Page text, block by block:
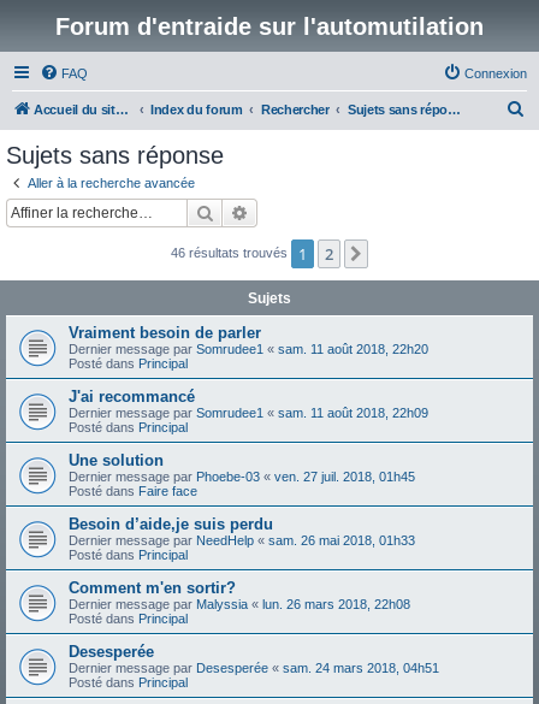
Forum d'entraide sur l'automutilation
FAQ Connexion
Accueil du site www.automutilations.info Index du forum Rechercher Sujets sans réponse
c
Sujets sans réponse
Aller à la recherche avancée
Rechercher
46 résultats trouvés 1 2
Sujets
Vraiment besoin de parler
Dernier message par Somrudee1 « sam. 11 août 2018, 22h20
Posté dans Principal
J'ai recommancé
Dernier message par Somrudee1 « sam. 11 août 2018, 22h09
Posté dans Principal
Une solution
Dernier message par Phoebe-03 « ven. 27 juil. 2018, 01h45
Posté dans Faire face
Besoin d’aide,je suis perdu
Dernier message par NeedHelp « sam. 26 mai 2018, 01h33
Posté dans Principal
Comment m'en sortir?
Dernier message par Malyssia « lun. 26 mars 2018, 22h08
Posté dans Principal
Desesperée
Dernier message par Desesperée « sam. 24 mars 2018, 04h51
Posté dans Principal